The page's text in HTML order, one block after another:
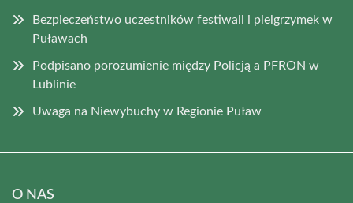
Bezpieczeństwo uczestników festiwali i pielgrzymek w
Puławach
Podpisano porozumienie między Policją a PFRON w
Lublinie
Uwaga na Niewybuchy w Regionie Puław
O NAS